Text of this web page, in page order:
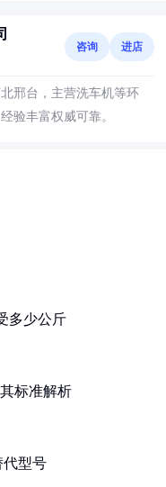
咨询 进店
邢台，主营洗车机等环
验丰富权威可靠。
多少公斤
标准解析
代型号